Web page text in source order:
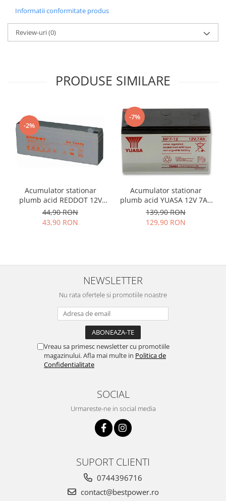
Informatii conformitate produs
Review-uri(0)
PRODUSE SIMILARE
-2%
Acumulator stationar
plumb acid REDDOT 12V
2.2Ah AGM VRLA
44,90 RON
43,90 RON
-7%
Acumulator stationar
plumb acid YUASA 12V 7Ah
T1 AGM VRLA
139,90 RON
129,90 RON
NEWSLETTER
Nu rata ofertele si promotiile noastre
Vreau sa primesc newsletter cu promotiile
magazinului. Afla mai multe in Politica de
Confidentialitate
SOCIAL
Urmareste-ne in social media
SUPORT CLIENTI
0744396716
contact@bestpower.ro